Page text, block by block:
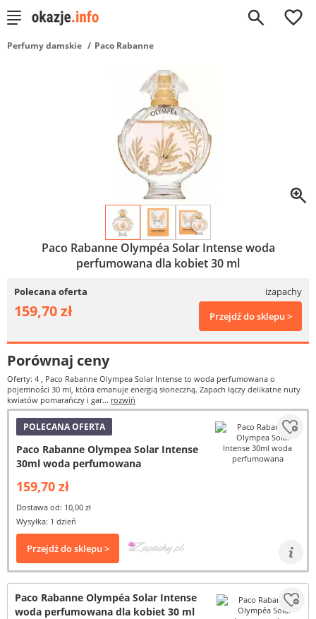
0
Perfumy damskie Paco Rabanne
Paco Rabanne Olympéa Solar Intense woda
perfumowana dla kobiet 30 ml
Polecana oferta izapachy
159,70 zł Przejdź do sklepu >
Porównaj ceny
Oferty: 4 , Paco Rabanne Olympea Solar Intense to woda perfumowana o
pojemności 30 ml, która emanuje energią słoneczną. Zapach łączy delikatne nuty
kwiatów pomarańczy i gar... rozwiń
POLECANA OFERTA
Paco Rabanne Olympea Solar Intense
30ml woda perfumowana
159,70 zł
Dostawa od: 10,00 zł
Wysyłka: 1 dzień
Przejdź do sklepu >
Paco Rabanne Olympéa Solar Intense
woda perfumowana dla kobiet 30 ml